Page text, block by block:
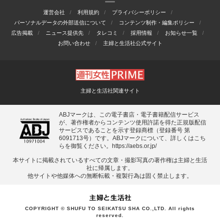
運営会社 利用規約
プライバシーポリシー
パーソナルデータの外部送信について
コンテンツ制作・編集ポリシー
広告掲載
ニュース提供先 タレコミ 採用情報
お知らせ一覧
お問い合わせ
主婦と生活社公式サイト
主婦と生活社関連サイト
ABJマークは、この電子書店・電子書籍配信サービス
が、著作権者からコンテンツ使用許諾を得た正規版配信
サービスであることを示す登録商標（登録番号 第
6091713号）です。ABJマークについて、詳しくはこち
らを御覧ください。
https://aebs.or.jp/
本サイトに掲載されているすべての⽂章・撮影写真の著作権は主婦と⽣活
社に帰属します。
他サイトや他媒体への無断転載・複製⾏為は固く禁⽌します。
COPYRIGHT © SHUFU TO SEIKATSU SHA CO.,LTD. All rights
reserved.